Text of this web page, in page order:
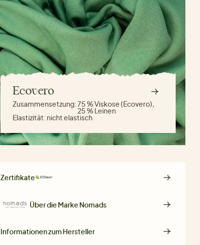
Ecovero
Zusammensetzung:75 % Viskose (Ecovero),
25 % Leinen
Elastizität: nicht elastisch
Zertifikate
Über die Marke Nomads
Informationen zum Hersteller